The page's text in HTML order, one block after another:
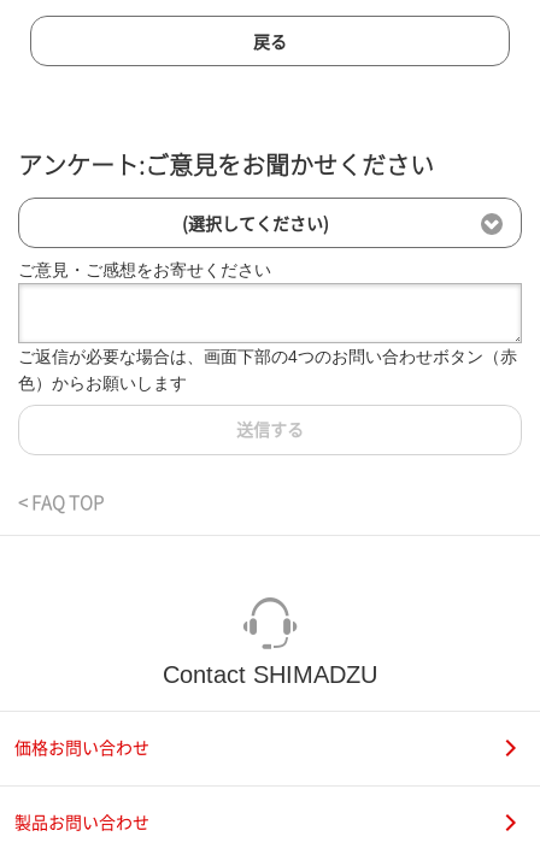
戻る
アンケート:ご意見をお聞かせください
(選択してください)
ご意見・ご感想をお寄せください
ご返信が必要な場合は、画面下部の4つのお問い合わせボタン（赤
色）からお願いします
送信する
< FAQ TOP
Contact SHIMADZU
価格お問い合わせ
製品お問い合わせ